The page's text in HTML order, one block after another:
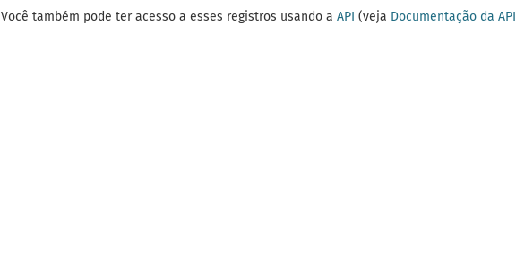
Você também pode ter acesso a esses registros usando a API (veja Documentação da API